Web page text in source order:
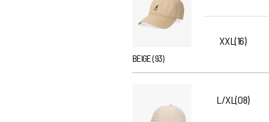
BEIGE (93)
XXL(16)
L/XL(08)